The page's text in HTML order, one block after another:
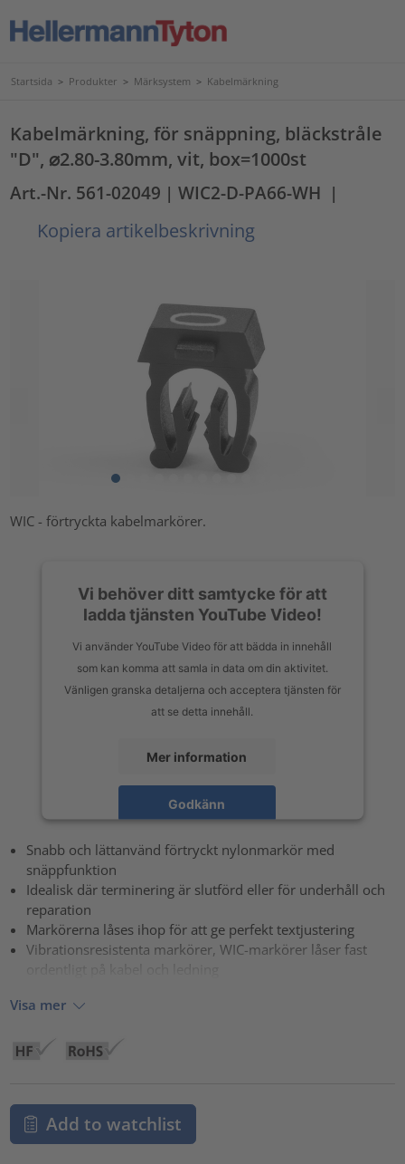
Startsida > Produkter > Märksystem > Kabelmärkning
Kabelmärkning, för snäppning, bläckstråle
"D", ⌀2.80-3.80mm, vit, box=1000st
Art.-Nr. 561-02049 | WIC2-D-PA66-WH |
Kopiera artikelbeskrivning
WIC - förtryckta kabelmarkörer.
Vi behöver ditt samtycke för att
ladda tjänsten YouTube Video!
Vi använder YouTube Video för att bädda in innehåll
som kan komma att samla in data om din aktivitet.
Vänligen granska detaljerna och acceptera tjänsten för
att se detta innehåll.
Mer information
Godkänn
Snabb och lättanvänd förtryckt nylonmarkör med
snäppfunktion
Idealisk där terminering är slutförd eller för underhåll och
reparation
Markörerna låses ihop för att ge perfekt textjustering
Vibrationsresistenta markörer, WIC-markörer låser fast
Visa mer
Add to watchlist